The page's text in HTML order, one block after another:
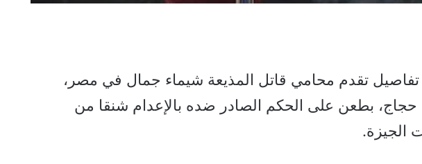
تقدم محامي قاتل المذيعة شيماء جمال في مصر،
حجاج، بطعن على الحكم الصادر ضده بالإعدام شنقا من
الجيزة.